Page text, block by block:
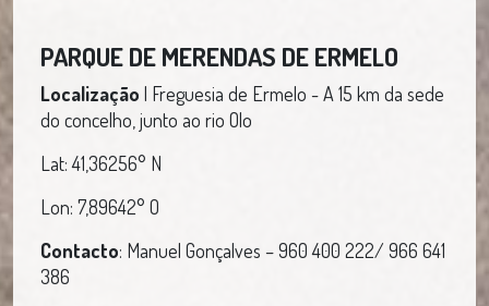
PARQUE DE MERENDAS DE ERMELO
Localização | Freguesia de Ermelo - A 15 km da sede
do concelho, junto ao rio Olo
Lat: 41,36256° N
Lon: 7,89642° O
Contacto: Manuel Gonçalves – 960 400 222/ 966 641
386